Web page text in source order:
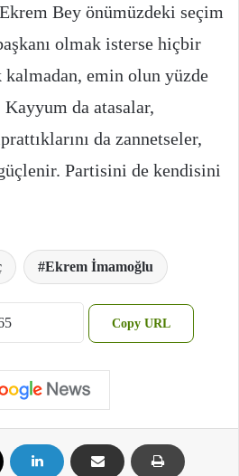
Bey önümüzdeki seçim
olmak isterse hiçbir
kalmadan, emin olun yüzde
da atasalar,
da zannetseler,
Partisini de kendisini
Ekrem İmamoğlu
Copy URL